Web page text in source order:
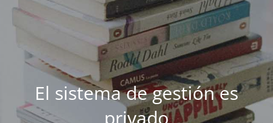
El sistema de gestión es
privado